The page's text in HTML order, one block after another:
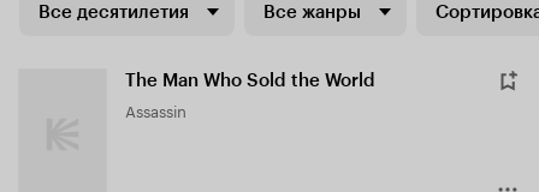
Все десятилетия Все жанры
The Man Who Sold the World
Assassin